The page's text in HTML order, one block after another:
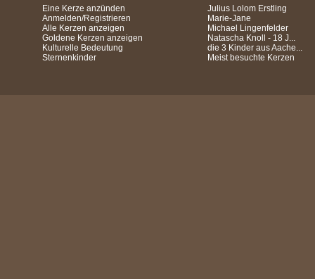
Eine Kerze anzünden
Anmelden/Registrieren
Alle Kerzen anzeigen
Goldene Kerzen anzeigen
Kulturelle Bedeutung
Sternenkinder
Julius Lolom Erstling
Marie-Jane
Michael Lingenfelder
Natascha Knoll - 18 J...
die 3 Kinder aus Aache...
Meist besuchte Kerzen